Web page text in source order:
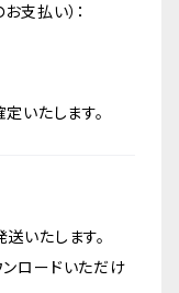
支払い）：
いたします。
いたします。
ロードいただけ